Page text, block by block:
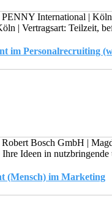
PENNY International | Köln
| Vertragsart: Teilzeit,
im Personalrecruiting
Robert Bosch GmbH |
Ideen in
(Mensch) im Marketing